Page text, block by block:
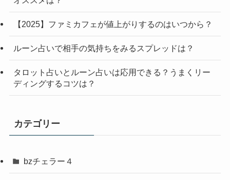
【2025】ファミカフェが値上がりするのはいつから？
ルーン占いで相手の気持ちをみるスプレッドは？
タロット占いとルーン占いは応用できる？うまくリー
ディングするコツは？
カテゴリー
bzチェラー４